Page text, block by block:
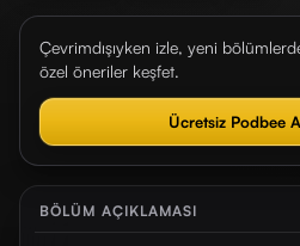
Çevrimdışıyken izle, yeni
özel öneriler keşfet.
Ücretsiz Podbee
BÖLÜM AÇIKLAMASI